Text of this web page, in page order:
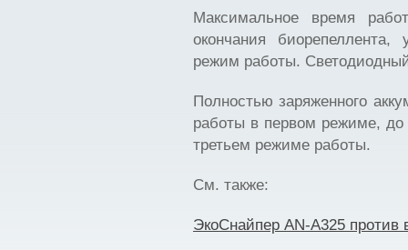
Максимальное время
окончания биорепеллента,
режим работы.
Полностью заряженного
работы в первом режиме,
третьем режиме работы.
См. также:
ЭкоСнайпер AN-A325 против